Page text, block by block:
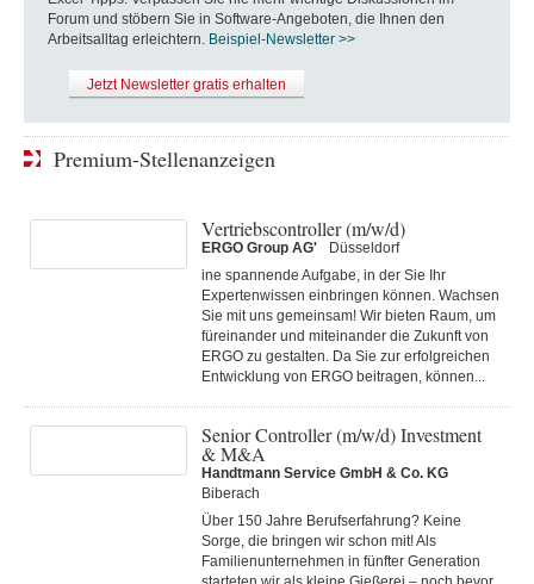
Forum und stöbern Sie in Software-Angeboten, die Ihnen den
Arbeitsalltag erleichtern. Beispiel-Newsletter >>
Jetzt Newsletter gratis erhalten
Premium-Stellenanzeigen
Vertriebscontroller (m/w/d)
ERGO Group AG'
Düsseldorf
ine spannende Aufgabe, in der Sie Ihr
Expertenwissen einbringen können. Wachsen
Sie mit uns gemeinsam! Wir bieten Raum, um
füreinander und miteinander die Zukunft von
ERGO zu gestalten. Da Sie zur erfolgreichen
Entwicklung von ERGO beitragen, können...
Senior Controller (m/w/d) Investment
& M&A
Handtmann Service GmbH & Co. KG
Biberach
Über 150 Jahre Berufserfahrung? Keine
Sorge, die bringen wir schon mit! Als
Familienunternehmen in fünfter Generation